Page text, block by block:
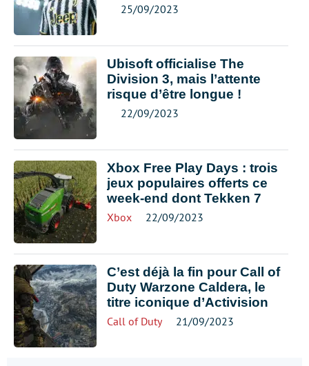
25/09/2023
Ubisoft officialise The
Division 3, mais l’attente
risque d’être longue !
22/09/2023
Xbox Free Play Days : trois
jeux populaires offerts ce
week-end dont Tekken 7
Xbox 22/09/2023
C’est déjà la fin pour Call of
Duty Warzone Caldera, le
titre iconique d’Activision
Call of Duty 21/09/2023